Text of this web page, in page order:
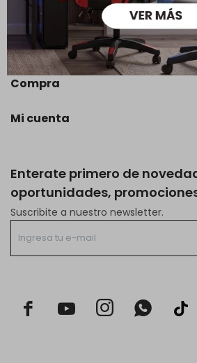
Enterate primero de
oportunidades,
Suscribite a nuestro newsletter.
  
Contacto
Empresa
Compra
Mi cuenta